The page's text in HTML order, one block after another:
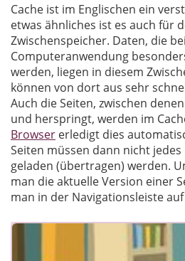
Cache ist im Englischen ein
etwas ähnliches ist es auch für
Zwischenspeicher. Daten, die
Computeranwendung
werden, liegen in diesem
können von dort aus sehr
Auch die Seiten, zwischen
und herspringt, werden im
Browser erledigt dies
Seiten müssen dann nicht
geladen (übertragen) werden.
man die aktuelle Version einer
man in der Navigationsleiste